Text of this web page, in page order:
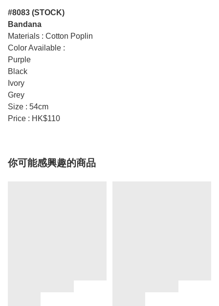
#8083 (STOCK)
Bandana
Materials : Cotton Poplin
Color Available :
Purple
Black
Ivory
Grey
Size : 54cm
Price : HK$110
你可能感興趣的商品